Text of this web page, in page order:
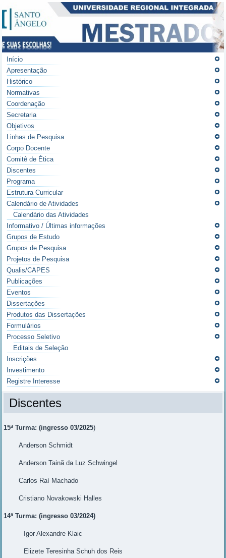
Início
Apresentação
Histórico
Normativas
Coordenação
Secretaria
Objetivos
Linhas de Pesquisa
Corpo Docente
Comitê de Ética
Discentes
Programa
Estrutura Curricular
Calendário de Atividades
Calendário das Atividades
Informativo / Últimas informações
Grupos de Estudo
Grupos de Pesquisa
Projetos de Pesquisa
Qualis/CAPES
Publicações
Eventos
Dissertações
Produtos das Dissertações
Formulários
Processo Seletivo
Editais de Seleção
Inscrições
Investimento
Registre Interesse
Discentes
15ª Turma: (ingresso 03/2025)
Anderson Schmidt
Anderson Tainã da Luz Schwingel
Carlos Raí Machado
Cristiano Novakowski Halles
14ª Turma: (ingresso 03/2024)
Igor Alexandre Klaic
Elizete Teresinha Schuh dos Reis